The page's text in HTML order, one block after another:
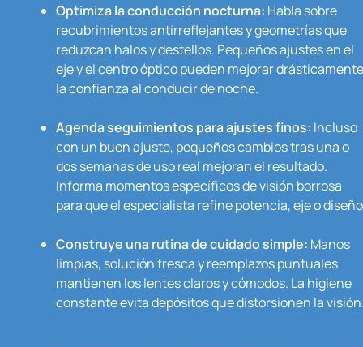
Optimiza la conducción nocturna: Habla sobre
recubrimientos antirreflejantes y geometrías que
reduzcan halos y destellos. Pequeños ajustes en el
eje y el centro óptico pueden mejorar drásticamente
la confianza al conducir de noche.
Agenda seguimientos para ajustes finos: Incluso
con un buen ajuste, pequeños cambios tras una o
dos semanas de uso real mejoran el resultado.
Informa momentos específicos de visión borrosa
para que el especialista refine potencia, eje o
Construye una rutina de cuidado simple: Manos
limpias, solución fresca y reemplazos puntuales
mantienen los lentes claros y cómodos. La higiene
constante evita depósitos que distorsionen la